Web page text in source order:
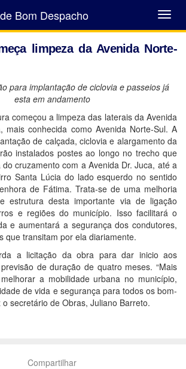
Abrir
Menu
Bom Despacho
limpeza da Avenida Norte-
para implantação de ciclovia e passeios já
esta em andamento
começou a limpeza das laterais da Avenida
mais conhecida como Avenida Norte-Sul. A
de calçada, ciclovia e alargamento da
instalados postes ao longo no trecho que
cruzamento com a Avenida Dr. Juca, até a
Santa Lúcia do lado esquerdo no sentido
de Fátima. Trata-se de uma melhoria
estrutura desta importante via de ligação
e regiões do município. Isso facilitará o
e aumentará a segurança dos condutores,
que transitam por ela diariamente.
a licitação da obra para dar inicio aos
de duração de quatro meses. “Mais
a mobilidade urbana no município,
de vida e segurança para todos os bom-
o secretário de Obras, Juliano Barreto.
Compartilhar